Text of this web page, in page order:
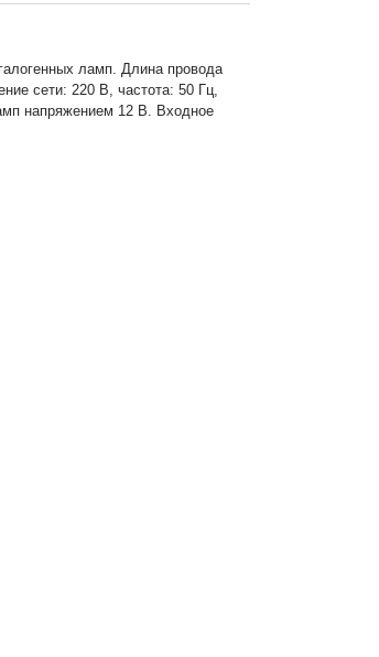
ламп. Длина провода
сети: 220 В, частота: 50 Гц,
напряжением 12 В. Входное